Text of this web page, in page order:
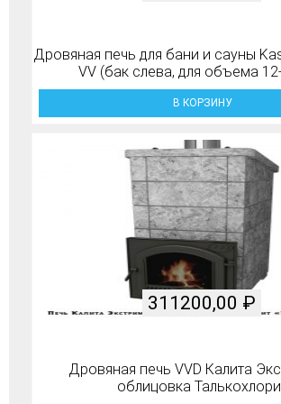
Дровяная печь для бани и сауны
VV (бак слева, для объема
В КОРЗИНУ
Дровяная печь VVD Калита
облицовка
311200,00 ₽